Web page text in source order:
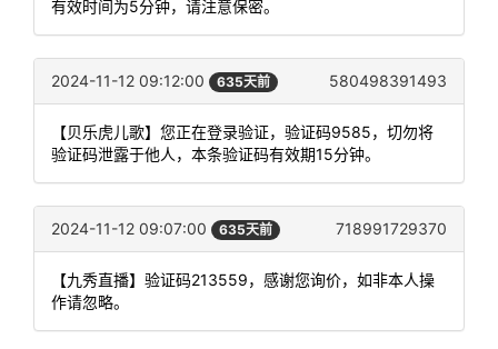
有效时间为5分钟，请注意保密。
2024-11-12 09:12:00 635天前 580498391493
【贝乐虎儿歌】您正在登录验证，验证码9585，切勿将
验证码泄露于他人，本条验证码有效期15分钟。
2024-11-12 09:07:00 635天前 718991729370
【九秀直播】验证码213559，感谢您询价，如非本人操
作请忽略。